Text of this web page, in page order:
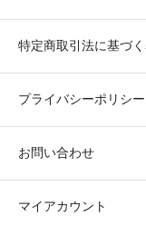
特定商取引法に基づ
プライバシーポリシー
お問い合わせ
マイアカウント